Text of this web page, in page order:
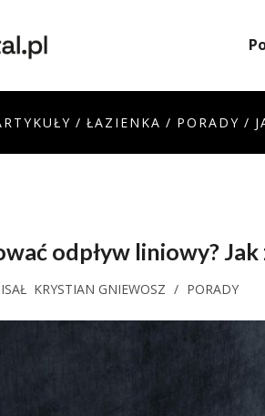
/ ŁAZIENKA / PORADY /
odpływ liniowy?
KRYSTIAN GNIEWOSZ / PORADY